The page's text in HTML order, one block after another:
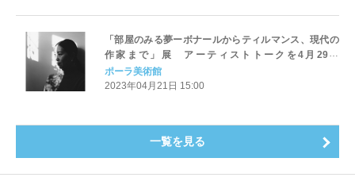
「部屋のみる夢ーボナールからティルマンス、現代の
作家まで」展 アーティストトークを4月29日
（土）、5月20日（土）に開催
ポーラ美術館
2023年04月21日 15:00
一覧を見る